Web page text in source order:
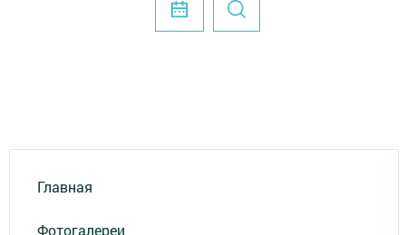
Главная
Фотогалереи